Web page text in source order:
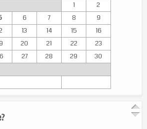
1
2
6 7 8
9
13 14 15
16
20 21 22
23
27 28 29
30